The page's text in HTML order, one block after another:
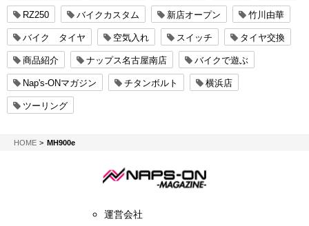
RZ250 バイクカスタム 新店オープン 竹川由華
バイク タイヤ 空気入れ スイッチ タイヤ交換
商品紹介 ナップス名古屋南店 バイクで遊ぶ
Nap's-ONマガジン チタンボルト 横浜店
ツーリング
HOMENAPS-ON マガジン
MH900e
運営会社